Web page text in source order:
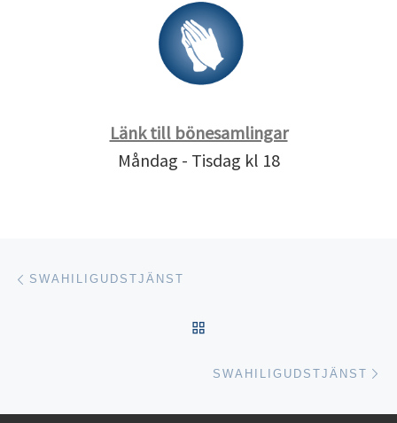
Länk till bönesamlingar
Måndag - Tisdag kl 18
Inläggsnavigering
SWAHILIGUDSTJÄNST
SWAHILIGUDSTJÄNST